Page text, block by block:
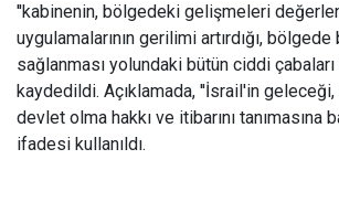
''kabinenin, bölgedeki gelişmeleri
uygulamalarının gerilimi artırdığı, bölgede
sağlanması yolundaki bütün ciddi
kaydedildi. Açıklamada, ''İsrail'in geleceği,
devlet olma hakkı ve itibarını tanımasına
ifadesi kullanıldı.